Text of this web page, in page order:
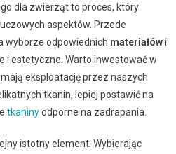
dla zwierząt to proces, który
aspektów. Przede
wyborze odpowiednich materiałówi
i estetyczne. Warto inwestować w
eksploatację przez naszych
tkanin, lepiej postawić na
tkaninyodporne na zadrapania.
istotny element. Wybierając